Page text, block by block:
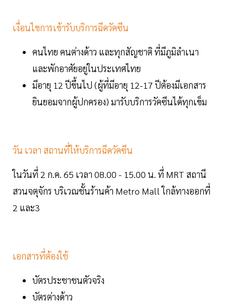
เงื่อนไขการเข้ารับบริการฉีดวัคซีน
คนไทย คนต่างด้าว และทุกสัญชาติ ที่มีภูมิลำเนา
และพักอาศัยอยู่ในประเทศไทย
มีอายุ 12 ปีขึ้นไป (ผู้ที่มีอายุ 12-17 ปีต้องมีเอกสาร
ยินยอมจากผู้ปกครอง) มารับบริการวัคซีนได้ทุกเข็ม
วัน เวลา สถานที่ให้บริการฉีดวัคซีน
ในวันที่ 2 ก.ค. 65 เวลา 08.00 - 15.00 น. ที่ MRT สถานี
สวนจตุจักร บริเวณชั้นร้านค้า Metro Mall ใกล้ทางออกที่
2 และ3
เอกสารที่ต้องใช้
บัตรประชาชนตัวจริง
บัตรต่างด้าว